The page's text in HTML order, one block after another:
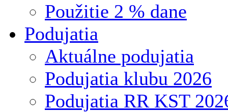
Použitie 2 % dane
Podujatia
Aktuálne podujatia
Podujatia klubu 2026
Podujatia RR KST